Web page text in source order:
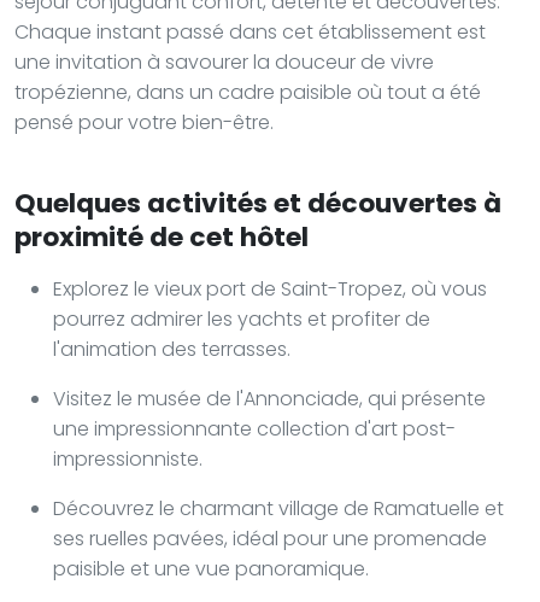
Chaque instant passé dans cet établissement est
une invitation à savourer la douceur de vivre
tropézienne, dans un cadre paisible où tout a été
pensé pour votre bien-être.
Quelques activités et découvertes à
proximité de cet hôtel
Explorez le vieux port de Saint-Tropez, où vous
pourrez admirer les yachts et profiter de
l'animation des terrasses.
Visitez le musée de l'Annonciade, qui présente
une impressionnante collection d'art post-
impressionniste.
Découvrez le charmant village de Ramatuelle et
ses ruelles pavées, idéal pour une promenade
paisible et une vue panoramique.